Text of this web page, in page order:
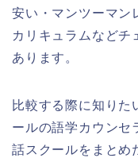
安い・マンツーマン
カリキュラムなどチ
あります。
比較する際に知りた
ールの語学カウンセ
話スクールをまとめ